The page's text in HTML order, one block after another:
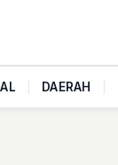
DAERAH